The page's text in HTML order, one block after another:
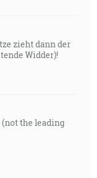
zieht dann der
Widder)!
(not the leading